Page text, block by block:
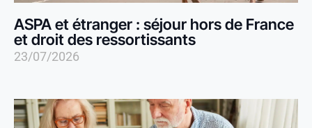
ASPA et étranger : séjour hors de France
et droit des ressortissants
23/07/2026